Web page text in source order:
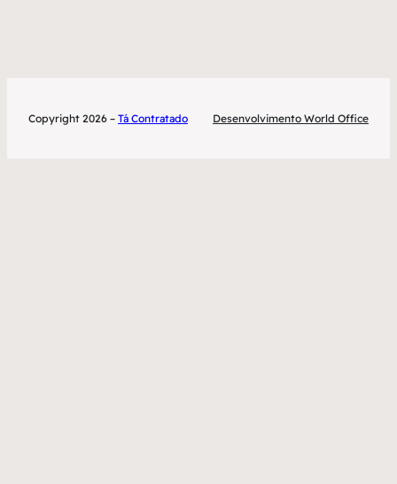
Copyright 2026 – Tá Contratado Desenvolvimento World Office